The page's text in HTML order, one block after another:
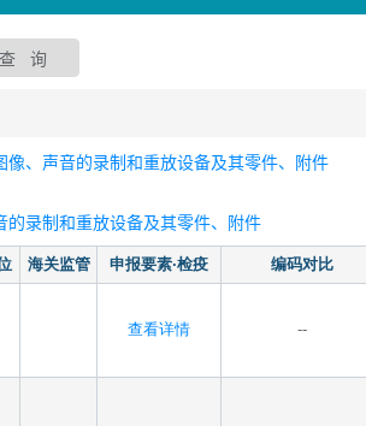
、声音的录制和重放设备及其零件、附件
录制和重放设备及其零件、附件
海关监管 申报要素·检疫 编码对比
查看详情 --